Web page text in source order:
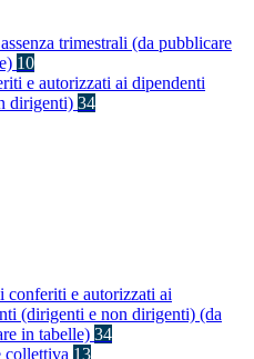
trimestrali (da pubblicare
10
e autorizzati ai dipendenti
dirigenti) 34
conferiti e autorizzati ai
(dirigenti e non dirigenti) (da
in tabelle) 34
collettiva 13